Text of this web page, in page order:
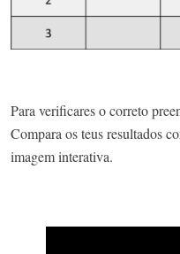
Para verificares o correto
Compara os teus resultados
imagem interativa.